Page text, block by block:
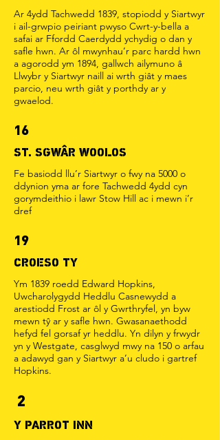
Ar 4ydd Tachwedd 1839, stopiodd y Siartwyr
i ail-grwpio peiriant pwyso Cwrt-y-bella a
safai ar Ffordd Caerdydd ychydig o dan y
safle hwn. Ar ôl mwynhau’r parc hardd hwn
a agorodd ym 1894, gallwch ailymuno â
Llwybr y Siartwyr naill ai wrth giât y maes
parcio, neu wrth giât y porthdy ar y
gwaelod.
16
ST. SGWÂR WOOLOS
Fe basiodd llu’r Siartwyr o fwy na 5000 o
ddynion yma ar fore Tachwedd 4ydd cyn
gorymdeithio i lawr Stow Hill ac i mewn i’r
dref
19
CROESO TY
Ym 1839 roedd Edward Hopkins,
Uwcharolygydd Heddlu Casnewydd a
arestiodd Frost ar ôl y Gwrthryfel, yn byw
mewn tŷ ar y safle hwn. Gwasanaethodd
hefyd fel gorsaf yr heddlu. Yn dilyn y frwydr
yn y Westgate, casglwyd mwy na 150 o arfau
a adawyd gan y Siartwyr a’u cludo i gartref
Hopkins.
2
Y PARROT INN